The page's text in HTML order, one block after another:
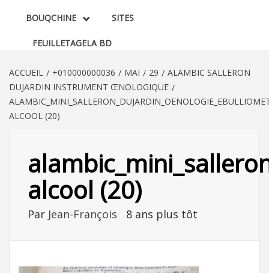
BOUQCHINE
FEUILLETAGELA BD
SITES
ACCUEIL +010000000036 MAI 29
ALAMBIC SALLERON
DUJARDIN INSTRUMENT ŒNOLOGIQUE
ALCOOL (20)
alcool (20)
Par Jean-François 8 ans plus tôt